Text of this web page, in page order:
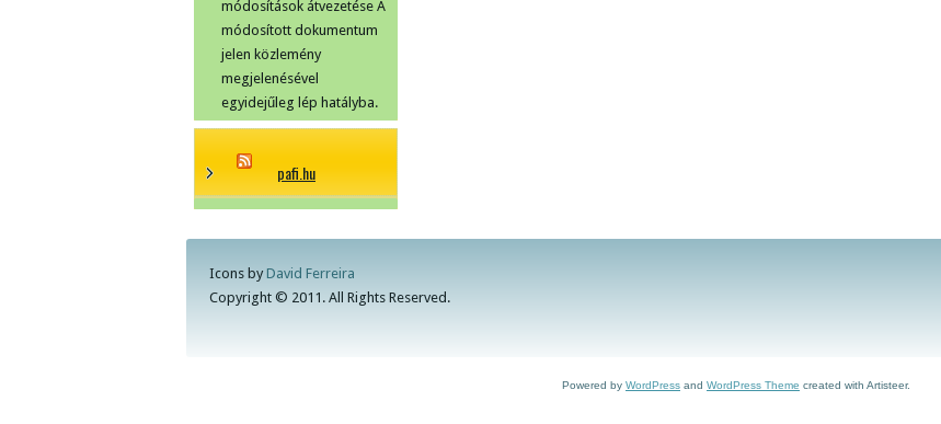
módosítások átvezetése A
módosított dokumentum
jelen közlemény
megjelenésével
egyidejűleg lép hatályba.
pafi.hu
Icons by David Ferreira
Copyright © 2011. All Rights Reserved.
Powered by WordPress and WordPress Theme created with Artisteer.